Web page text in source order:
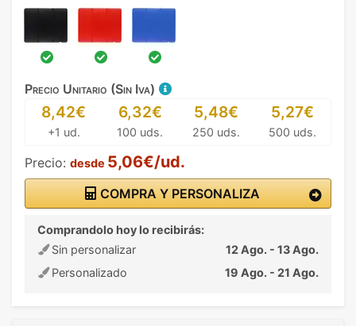
Precio Unitario (Sin Iva)
8,42€
+1 ud.
6,32€
100 uds.
5,48€
250 uds.
5,27€
500 uds.
Precio: desde 5,06€/ud.
COMPRA Y PERSONALIZA
Comprandolo hoy lo recibirás:
Sin personalizar
12 Ago. - 13 Ago.
Personalizado
19 Ago. - 21 Ago.